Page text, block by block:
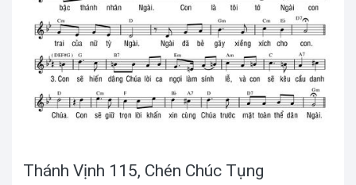
Thánh Vịnh 115, Chén Chúc Tụng